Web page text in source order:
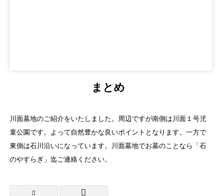
まとめ
川面墓地のご紹介をいたしました。周辺ですが南側は川面１号児
童公園です。よって自然豊かな良いポイントとなります。一方で
東側は石川沿いになっています。川面墓地でお墓のことなら「石
のやすらぎ」迄ご連絡ください。